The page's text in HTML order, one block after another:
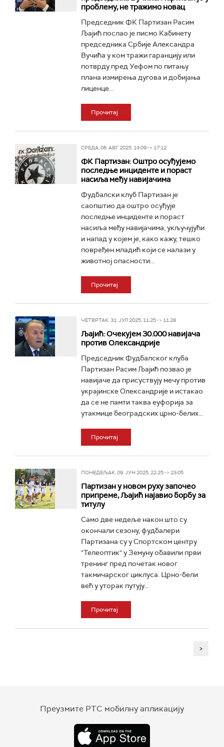
проблему, не тражимо новац
Председник ФК Партизан Расим
Љајић послао је писмо Кабинету
председника Србије Александра
Вучића у ком тражи гаранцију или
потврду пред Уефом по питању
плана измирења дугова и добијања
лиценце...
Прочитај
СРЕДА, 06. АВГ 2025, 14:09 -> 17:12
ФК Партизан: Оштро осуђујемо
последње инциденте и пораст
насиља међу навијачима
Фудбалски клуб Партизан је
саопштио да оштро осуђује
последње инциденте и пораст
насиља међу навијачима, укључујући
и напад у којем је, како кажу, тешко
повређен младић који се налази у
животној опасности...
Прочитај
ЧЕТВРТАК, 31. ЈУЛ 2025, 11:25 -> 11:28
Љајић: Очекујем 30.000 навијача
против Олександрије
Председник Фудбалског клуба
Партизан Расим Љајић позвао је
навијаче да присуствују мечу против
украјинске Олександрије и истакао
да се не памти таква еуфорија за
утакмице београдских црно-белих...
Прочитај
ПОНЕДЕЉАК, 09. ЈУН 2025, 22:25 -> 23:05
Партизан у новом руху започео
припреме, Љајић најавио борбу за
титулу
Само две недеље након што су
окончали сезону, фудбалери
Партизана су у Спортском центру
"Телеоптик" у Земуну обавили први
тренинг пред почетак новог
такмичарског циклуса. Црно-бели
већ у уторак путују...
Прочитај
>
Преузмите РТС мобилну апликацију